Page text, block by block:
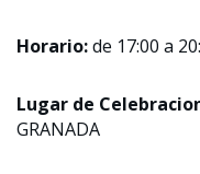
Horario:de 17:00 a
Lugar de
GRANADA